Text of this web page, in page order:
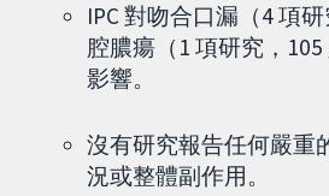
IPC 對吻合口漏（4 項
腔膿瘍（1 項研究，
影響。
沒有研究報告任何嚴重
況或整體副作用。